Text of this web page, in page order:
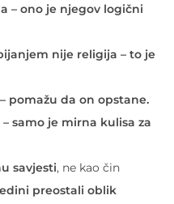
– ono je njegov logični
nije religija – to je
pomažu da on opstane.
samo je mirna kulisa za
savjesti, ne kao čin
preostali oblik